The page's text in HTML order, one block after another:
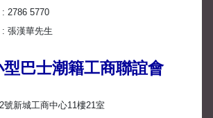
2786 5770
張漢華先生
巴士潮籍工商聯誼會
號新城工商中心11樓21室